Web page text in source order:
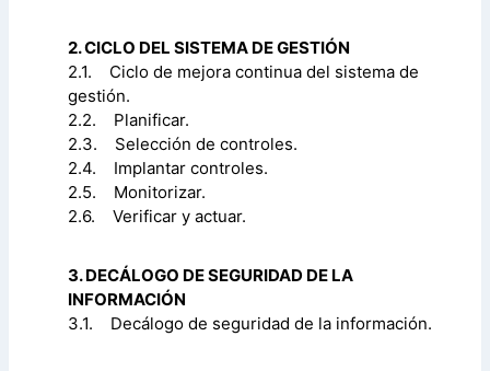
2. CICLO DEL SISTEMA DE GESTIÓN
2.1. Ciclo de mejora continua del sistema de
gestión.
2.2. Planificar.
2.3. Selección de controles.
2.4. Implantar controles.
2.5. Monitorizar.
2.6. Verificar y actuar.
3. DECÁLOGO DE SEGURIDAD DE LA
INFORMACIÓN
3.1. Decálogo de seguridad de la información.